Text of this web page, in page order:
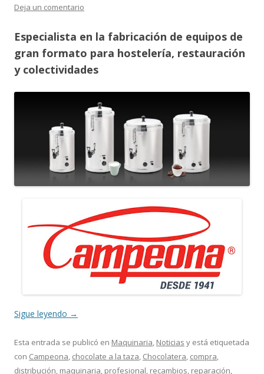
Deja un comentario
Especialista en la fabricación de equipos de
gran formato para hostelería, restauración
y colectividades
Sigue leyendo →
Esta entrada se publicó en Maquinaria, Noticias y está etiquetada
con Campeona, chocolate a la taza, Chocolatera, compra,
distribución, maquinaria, profesional, recambios, reparación,